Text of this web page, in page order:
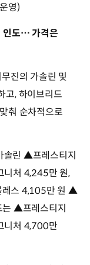
영)
인도… 가격은
진의 가솔린 및
고, 하이브리드
춰 순차적으로
솔린 ▲프레스티지
처 4,245만 원,
스 4,105만 원 ▲
는 ▲프레스티지
처 4,700만